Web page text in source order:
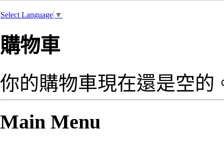
Select Language ▼
購物車
你的購物車現在還是空的
Main Menu